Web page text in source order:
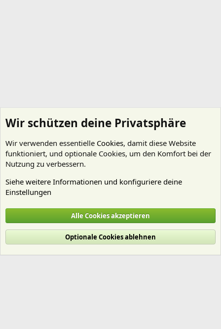
Cookies
Deutsch (Du)
Nutzungsbedingungen
Datenschutz Hilfe und Impressum
R
Wir schützen deine Privatsphäre
Wir verwenden essentielle Cookies, damit diese Website
funktioniert, und optionale Cookies, um den Komfort bei der
Nutzung zu verbessern.
Siehe weitere Informationen und konfiguriere deine
Einstellungen
Alle Cookies akzeptieren
Optionale Cookies ablehnen